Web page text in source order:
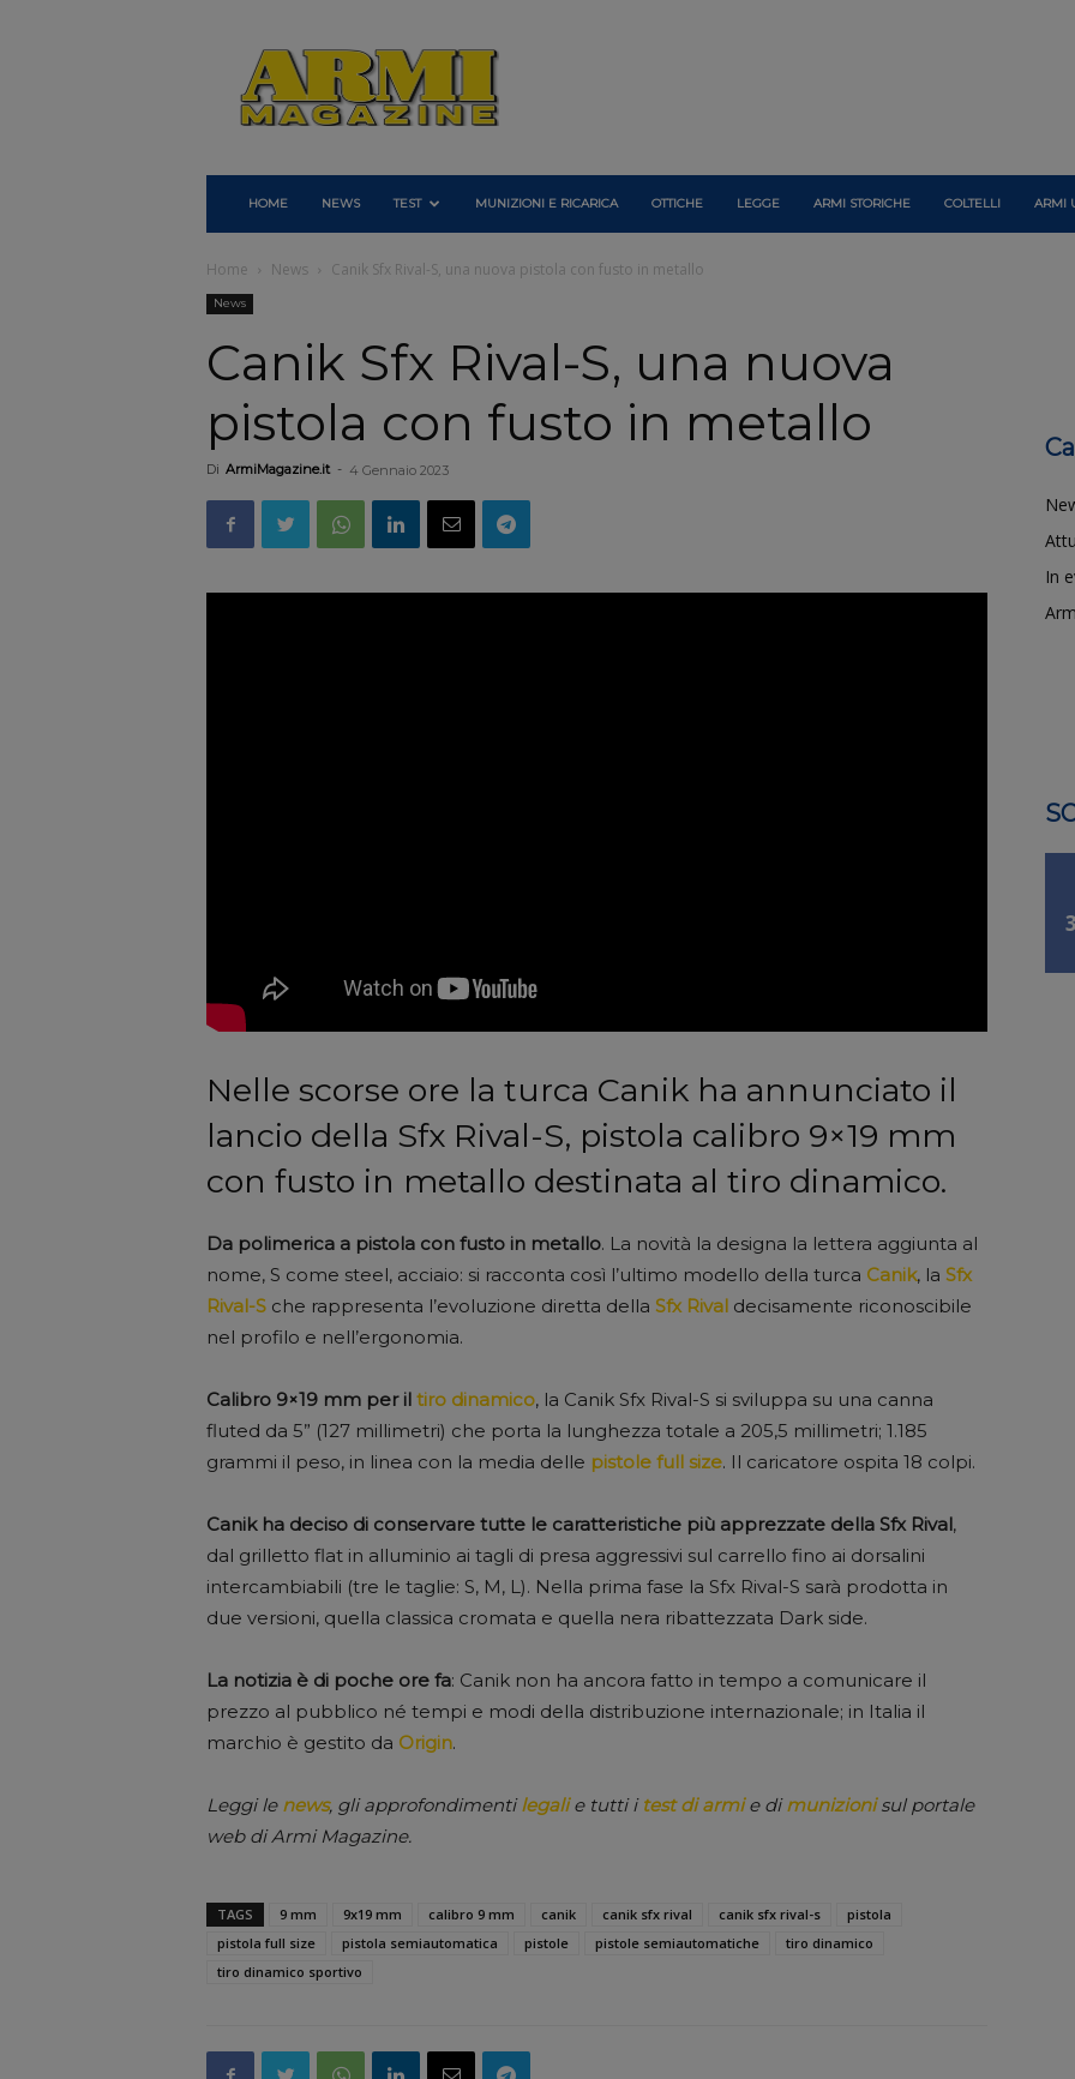
Armi
Magazine
HOME NEWS TEST MUNIZIONI E RICARICA OTTICHE LEGGE ARMI STORICHE COLTELLI ARMI
Home News Canik Sfx Rival-S, una nuova pistola con fusto in metallo
News
Canik Sfx Rival-S, una nuova
pistola con fusto in metallo
Di ArmiMagazine.it - 4 Gennaio 2023
Nelle scorse ore la turca Canik ha annunciato il
lancio della Sfx Rival-S, pistola calibro 9×19 mm
con fusto in metallo destinata al tiro dinamico.
Da polimerica a pistola con fusto in metallo. La novità la designa la lettera aggiunta al
nome, S come steel, acciaio: si racconta così l’ultimo modello della turca Canik, la Sfx
Rival-S che rappresenta l’evoluzione diretta della Sfx Rival decisamente riconoscibile
nel profilo e nell’ergonomia.
Calibro 9×19 mm per il tiro dinamico, la Canik Sfx Rival-S si sviluppa su una canna
fluted da 5” (127 millimetri) che porta la lunghezza totale a 205,5 millimetri; 1.185
grammi il peso, in linea con la media delle pistole full size. Il caricatore ospita 18 colpi.
Canik ha deciso di conservare tutte le caratteristiche più apprezzate della Sfx Rival,
dal grilletto flat in alluminio ai tagli di presa aggressivi sul carrello fino ai dorsalini
intercambiabili (tre le taglie: S, M, L). Nella prima fase la Sfx Rival-S sarà prodotta in
due versioni, quella classica cromata e quella nera ribattezzata Dark side.
La notizia è di poche ore fa: Canik non ha ancora fatto in tempo a comunicare il
prezzo al pubblico né tempi e modi della distribuzione internazionale; in Italia il
marchio è gestito da Origin.
Leggi le news, gli approfondimentilegalie tutti i test di armie dimunizionisul portale
web di Armi Magazine.
TAGS 9 mm 9x19 mm calibro 9 mm canik canik sfx rival canik sfx rival-s
pistola
pistola full size
pistola semiautomatica pistole pistole semiautomatiche
tiro dinamico
tiro dinamico sportivo
In